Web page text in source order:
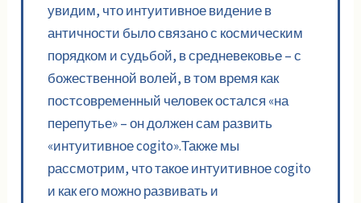
увидим, что интуитивное видение в
античности было связано с космическим
порядком и судьбой, в средневековье – с
божественной волей, в том время как
постсовременный человек остался «на
перепутье» – он должен сам развить
«интуитивное cogito».Также мы
рассмотрим, что такое интуитивное cogito
и как его можно развивать и